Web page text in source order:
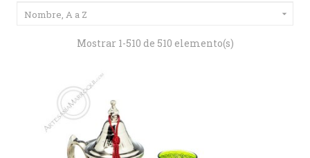
Nombre, A a Z 
Mostrar 1-510 de 510 elemento(s)